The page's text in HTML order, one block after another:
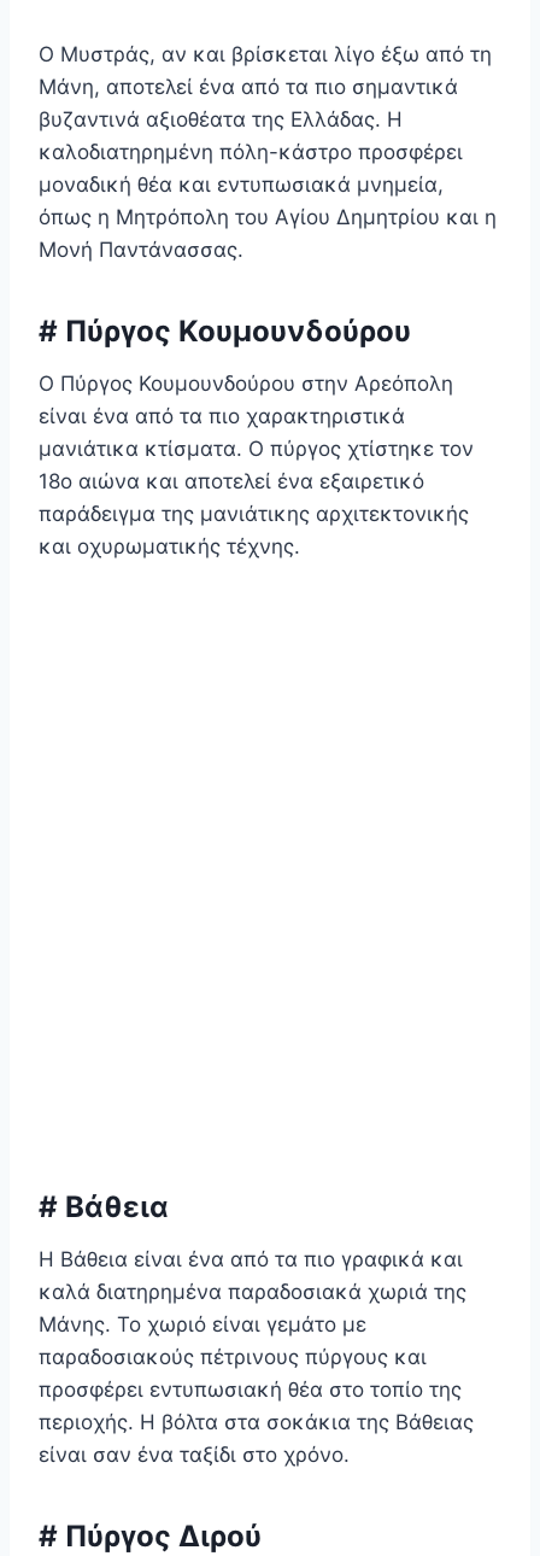
Ο Μυστράς, αν και βρίσκεται λίγο έξω από τη
Μάνη, αποτελεί ένα από τα πιο σημαντικά
βυζαντινά αξιοθέατα της Ελλάδας. Η
καλοδιατηρημένη πόλη-κάστρο προσφέρει
μοναδική θέα και εντυπωσιακά μνημεία,
όπως η Μητρόπολη του Αγίου Δημητρίου και η
Μονή Παντάνασσας.
# Πύργος Κουμουνδούρου
Ο Πύργος Κουμουνδούρου στην Αρεόπολη
είναι ένα από τα πιο χαρακτηριστικά
μανιάτικα κτίσματα. Ο πύργος χτίστηκε τον
18ο αιώνα και αποτελεί ένα εξαιρετικό
παράδειγμα της μανιάτικης αρχιτεκτονικής
και οχυρωματικής τέχνης.
# Βάθεια
Η Βάθεια είναι ένα από τα πιο γραφικά και
καλά διατηρημένα παραδοσιακά χωριά της
Μάνης. Το χωριό είναι γεμάτο με
παραδοσιακούς πέτρινους πύργους και
προσφέρει εντυπωσιακή θέα στο τοπίο της
περιοχής. Η βόλτα στα σοκάκια της Βάθειας
είναι σαν ένα ταξίδι στο χρόνο.
# Πύργος Διρού